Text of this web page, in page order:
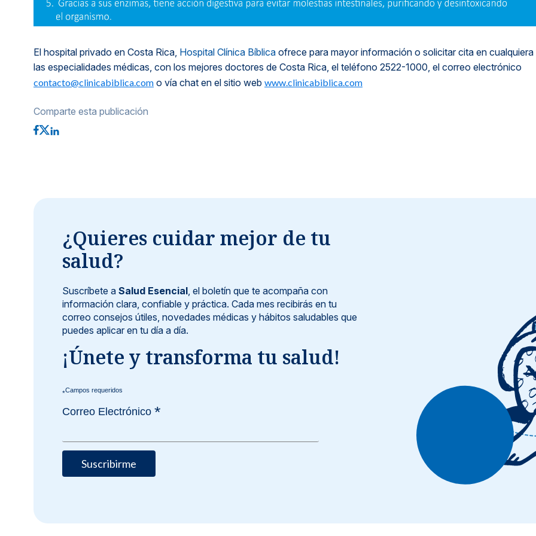
El hospital privado en Costa Rica, Hospital Clínica Bíblica ofrece para mayor información o solicitar cita en cualquiera
las especialidades médicas, con los mejores doctores de Costa Rica, el teléfono 2522-1000, el correo electrónico
contacto@clinicabiblica.com o vía chat en el sitio web www.clinicabiblica.com
Comparte esta publicación
¿Quieres cuidar mejor de tu
salud?
Suscríbete a Salud Esencial, el boletín que te acompaña con
información clara, confiable y práctica. Cada mes recibirás en tu
correo consejos útiles, novedades médicas y hábitos saludables que
puedes aplicar en tu día a día.
¡Únete y transforma tu salud!
*
Correo Electrónico *